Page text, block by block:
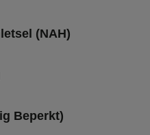
(NAH)
Beperkt)